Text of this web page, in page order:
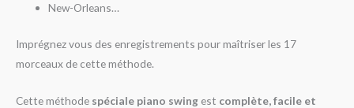
New-Orleans…
Imprégnez vous des enregistrements pour maîtriser les 17
morceaux de cette méthode.
Cette méthode spéciale piano swing est complète, facile et